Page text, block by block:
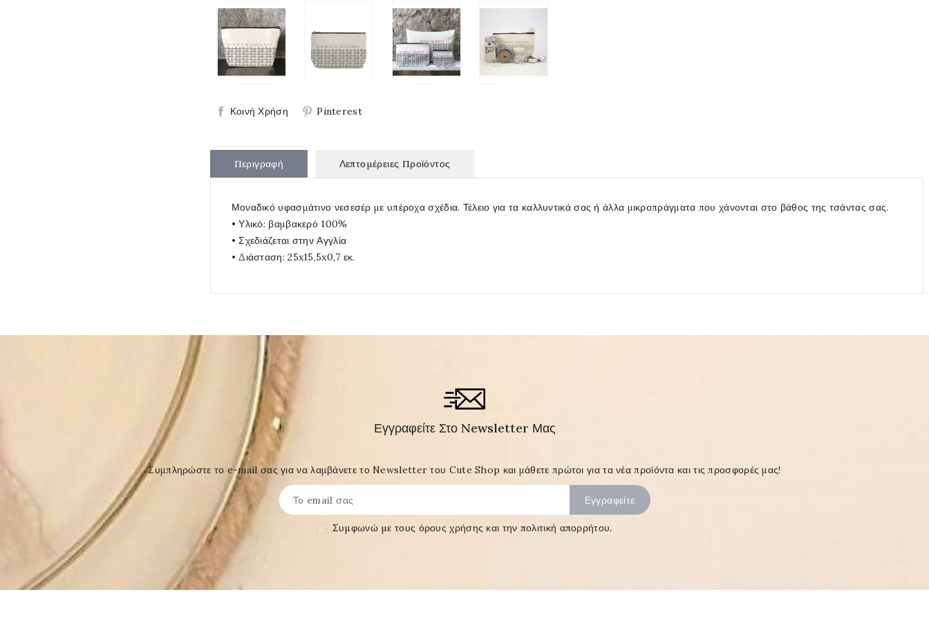
Κοινή Χρήση Pinterest
Περιγραφή Λεπτομέρειες Προϊόντος
Μοναδικό υφασμάτινο νεσεσέρ με υπέροχα σχέδια. Τέλειο για τα καλλυντικά σας ή άλλα μικροπράγματα που χάνονται στο βάθος της τσάντας σας.
• Υλικό: βαμβακερό 100%
• Σχεδιάζεται στην Αγγλία
• Διάσταση: 25x15,5x0,7 εκ.
Εγγραφείτε Στο Newsletter Μας
Συμπληρώστε το e-mail σας για να λαμβάνετε το Newsletter του Cute Shop και μάθετε πρώτοι για τα νέα προϊόντα και τις προσφορές μας!
Συμφωνώ με τους όρους χρήσης και την πολιτική απορρήτου.